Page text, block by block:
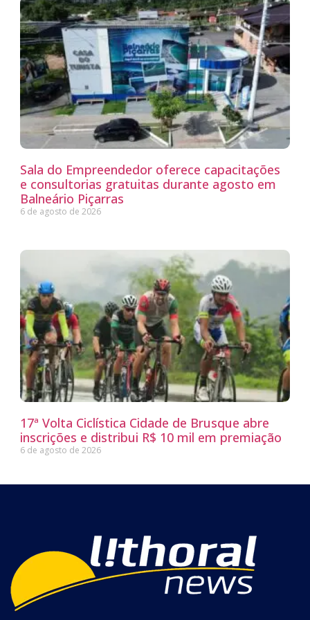
Sala do Empreendedor oferece capacitações
e consultorias gratuitas durante agosto em
Balneário Piçarras
6 de agosto de 2026
17ª Volta Ciclística Cidade de Brusque abre
inscrições e distribui R$ 10 mil em premiação
6 de agosto de 2026